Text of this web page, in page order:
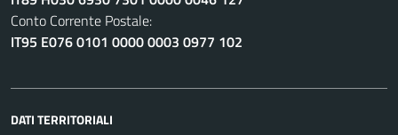
Conto Corrente Postale:
IT95 E076 0101 0000 0003 0977 102
DATI TERRITORIALI